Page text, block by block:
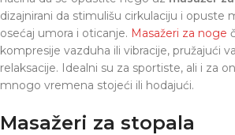
dizajnirani da stimulišu cirkulaciju i opuste
osećaj umora i oticanje. Masažeri za noge
kompresije vazduha ili vibracije, pružajući
relaksacije. Idealni su za sportiste, ali i za
mnogo vremena stojeći ili hodajući.
Masažeri za stopala